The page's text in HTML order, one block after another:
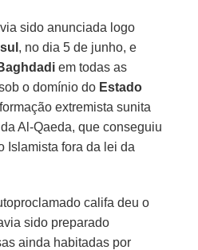
sido anunciada logo
, no dia 5 de junho, e
em todas as
o domínio do Estado
extremista sunita
Al-Qaeda, que conseguiu
Islamista fora da lei da
califa deu o
sido preparado
ainda habitadas por